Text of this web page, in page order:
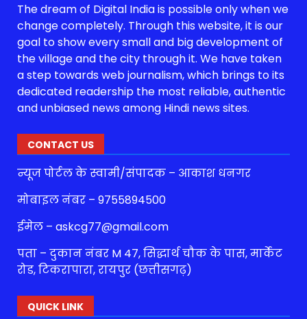
The dream of Digital India is possible only when we
change completely. Through this website, it is our
goal to show every small and big development of
the village and the city through it. We have taken
a step towards web journalism, which brings to its
dedicated readership the most reliable, authentic
and unbiased news among Hindi news sites.
CONTACT US
न्यूज पोर्टल के स्वामी/संपादक – आकाश धनगर
मोबाइल नंबर – 9755894500
ईमेल – askcg77@gmail.com
पता – दुकान नंबर M 47, सिद्धार्थ चौक के पास, मार्केट
रोड, टिकरापारा, रायपुर (छत्तीसगढ़)
QUICK LINK